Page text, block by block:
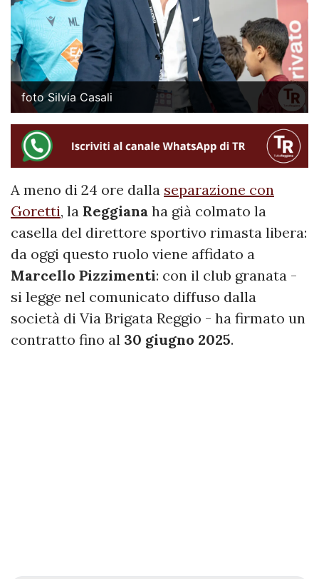
foto Silvia Casali
A meno di 24 ore dalla separazione con
Goretti, la Reggiana ha già colmato la
casella del direttore sportivo rimasta libera:
da oggi questo ruolo viene affidato a
Marcello Pizzimenti: con il club granata -
si legge nel comunicato diffuso dalla
società di Via Brigata Reggio - ha firmato un
contratto fino al 30 giugno 2025.